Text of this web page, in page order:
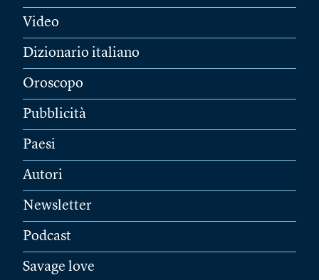
Video
Dizionario italiano
Oroscopo
Pubblicità
Paesi
Autori
Newsletter
Podcast
Savage love